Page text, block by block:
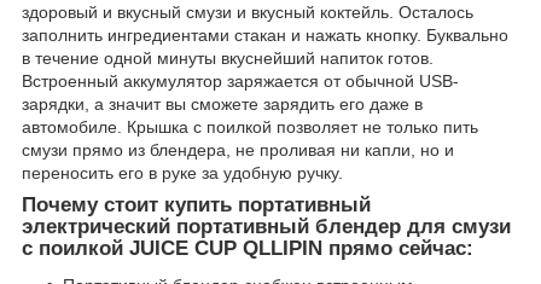
здоровый и вкусный смузи и вкусный коктейль. Осталось
заполнить ингредиентами стакан и нажать кнопку. Буквально
в течение одной минуты вкуснейший напиток готов.
Встроенный аккумулятор заряжается от обычной USB-
зарядки, а значит вы сможете зарядить его даже в
автомобиле. Крышка с поилкой позволяет не только пить
смузи прямо из блендера, не проливая ни капли, но и
переносить его в руке за удобную ручку.
Почему стоит купить портативный
электрический портативный блендер для смузи
с поилкой JUICE CUP QLLIPIN прямо сейчас: